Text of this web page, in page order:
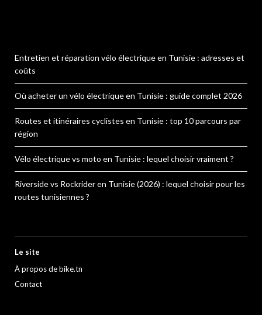
Entretien et réparation vélo électrique en Tunisie : adresses et
coûts
Où acheter un vélo électrique en Tunisie : guide complet 2026
Routes et itinéraires cyclistes en Tunisie : top 10 parcours par
région
Vélo électrique vs moto en Tunisie : lequel choisir vraiment ?
Riverside vs Rockrider en Tunisie (2026) : lequel choisir pour les
routes tunisiennes ?
Le site
À propos de bike.tn
Contact